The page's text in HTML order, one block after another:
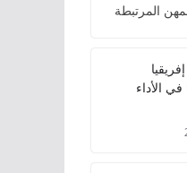
المرتبطة
الأداء